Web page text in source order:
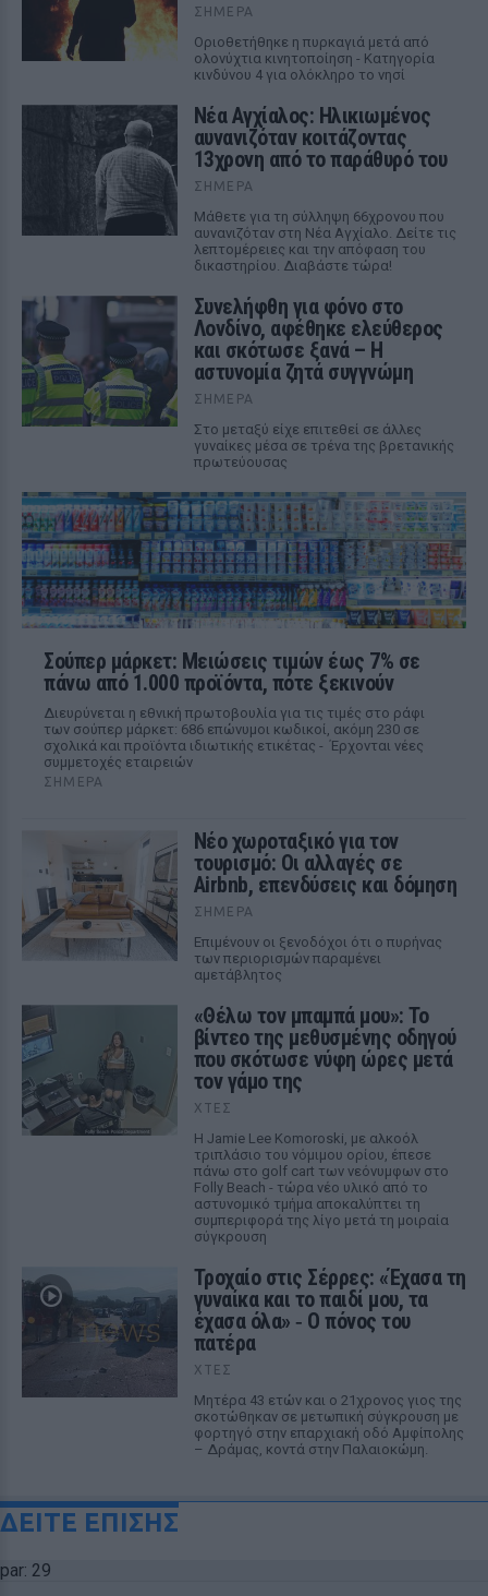
ΣΉΜΕΡΑ
Οριοθετήθηκε η πυρκαγιά μετά από
ολονύχτια κινητοποίηση - Κατηγορία
κινδύνου 4 για ολόκληρο το νησί
Νέα Αγχίαλος: Ηλικιωμένος
αυνανιζόταν κοιτάζοντας
13χρονη από το παράθυρό του
ΣΉΜΕΡΑ
Μάθετε για τη σύλληψη 66χρονου που
αυνανιζόταν στη Νέα Αγχίαλο. Δείτε τις
λεπτομέρειες και την απόφαση του
δικαστηρίου. Διαβάστε τώρα!
Συνελήφθη για φόνο στο
Λονδίνο, αφέθηκε ελεύθερος
και σκότωσε ξανά – Η
αστυνομία ζητά συγγνώμη
ΣΉΜΕΡΑ
Στο μεταξύ είχε επιτεθεί σε άλλες
γυναίκες μέσα σε τρένα της βρετανικής
πρωτεύουσας
Σούπερ μάρκετ: Μειώσεις τιμών έως 7% σε
πάνω από 1.000 προϊόντα, πότε ξεκινούν
Διευρύνεται η εθνική πρωτοβουλία για τις τιμές στο ράφι
των σούπερ μάρκετ: 686 επώνυμοι κωδικοί, ακόμη 230 σε
σχολικά και προϊόντα ιδιωτικής ετικέτας - Έρχονται νέες
συμμετοχές εταιρειών
ΣΉΜΕΡΑ
Νέο χωροταξικό για τον
τουρισμό: Οι αλλαγές σε
Airbnb, επενδύσεις και δόμηση
ΣΉΜΕΡΑ
Επιμένουν οι ξενοδόχοι ότι ο πυρήνας
των περιορισμών παραμένει
αμετάβλητος
«Θέλω τον μπαμπά μου»: Το
βίντεο της μεθυσμένης οδηγού
που σκότωσε νύφη ώρες μετά
τον γάμο της
ΧΤΕΣ
Η Jamie Lee Komoroski, με αλκοόλ
τριπλάσιο του νόμιμου ορίου, έπεσε
πάνω στο golf cart των νεόνυμφων στο
Folly Beach - τώρα νέο υλικό από το
αστυνομικό τμήμα αποκαλύπτει τη
συμπεριφορά της λίγο μετά τη μοιραία
σύγκρουση
Τροχαίο στις Σέρρες: «Έχασα τη
γυναίκα και το παιδί μου, τα
έχασα όλα» ‑ Ο πόνος του
πατέρα
ΧΤΕΣ
Μητέρα 43 ετών και ο 21χρονος γιος της
σκοτώθηκαν σε μετωπική σύγκρουση με
φορτηγό στην επαρχιακή οδό Αμφίπολης
– Δράμας, κοντά στην Παλαιοκώμη.
ΔΕΙΤΕ ΕΠΙΣΗΣ
par: 29